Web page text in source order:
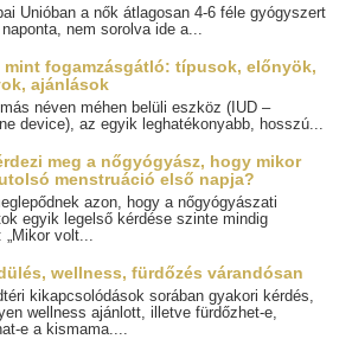
Unióban a nők átlagosan 4-6 féle gyógyszert
nem sorolva ide a...
mint fogamzásgátló: típusok, előnyök,
ajánlások
néven méhen belüli eszköz (IUD –
device), az egyik leghatékonyabb, hosszú...
meg a nőgyógyász, hogy mikor
menstruáció első napja?
azon, hogy a nőgyógyászati
egyik legelső kérdése szinte mindig
volt...
wellness, fürdőzés várandósan
kikapcsolódások sorában gyakori kérdés,
wellness ajánlott, illetve fürdőzhet-e,
e a kismama....